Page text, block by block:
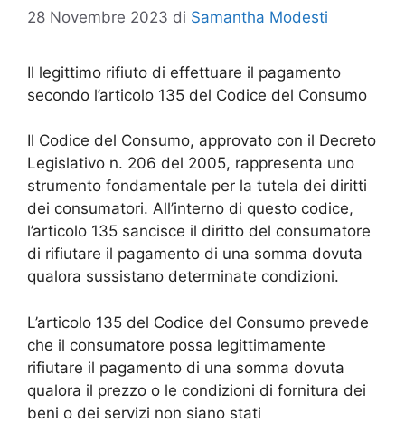
28 Novembre 2023 di Samantha Modesti
Il legittimo rifiuto di effettuare il pagamento
secondo l’articolo 135 del Codice del Consumo
Il Codice del Consumo, approvato con il Decreto
Legislativo n. 206 del 2005, rappresenta uno
strumento fondamentale per la tutela dei diritti
dei consumatori. All’interno di questo codice,
l’articolo 135 sancisce il diritto del consumatore
di rifiutare il pagamento di una somma dovuta
qualora sussistano determinate condizioni.
L’articolo 135 del Codice del Consumo prevede
che il consumatore possa legittimamente
rifiutare il pagamento di una somma dovuta
qualora il prezzo o le condizioni di fornitura dei
beni o dei servizi non siano stati